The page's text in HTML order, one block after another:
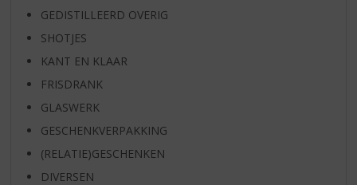
GEDISTILLEERD OVERIG
SHOTJES
KANT EN KLAAR
FRISDRANK
GLASWERK
GESCHENKVERPAKKING
(RELATIE)GESCHENKEN
DIVERSEN